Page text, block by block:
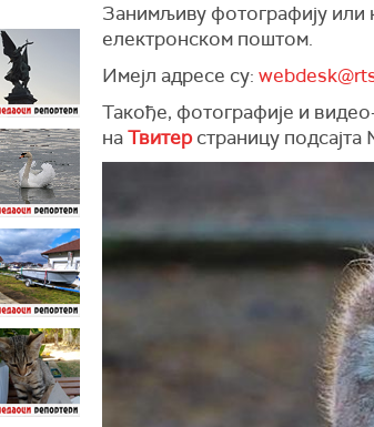
Занимљиву фотографију или
електронском поштом.
Имејл адресе су:
Такође, фотографије и
наТвитер страницу подсајта